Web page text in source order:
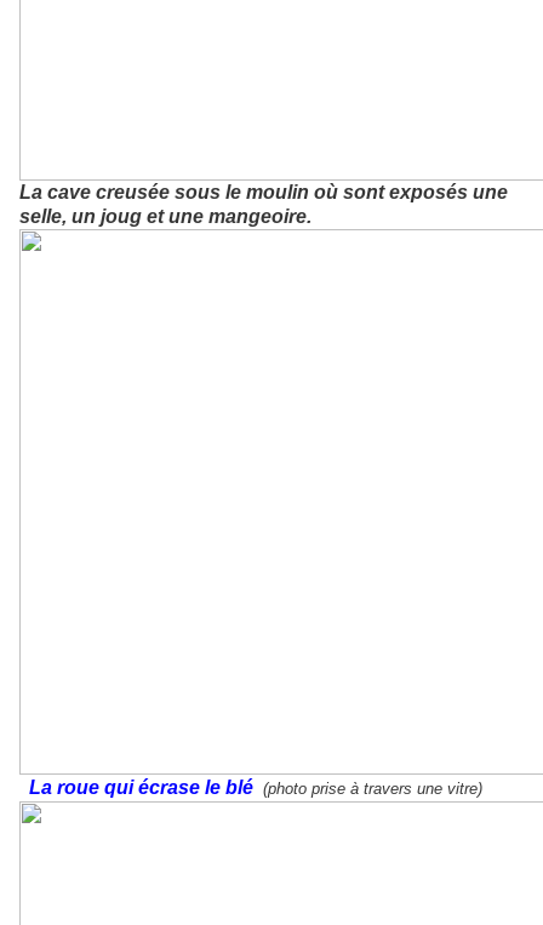
La cave creusée sous le moulin où sont exposés une
selle, un joug et une mangeoire.
La roue qui écrase le blé (photo prise à travers une vitre)